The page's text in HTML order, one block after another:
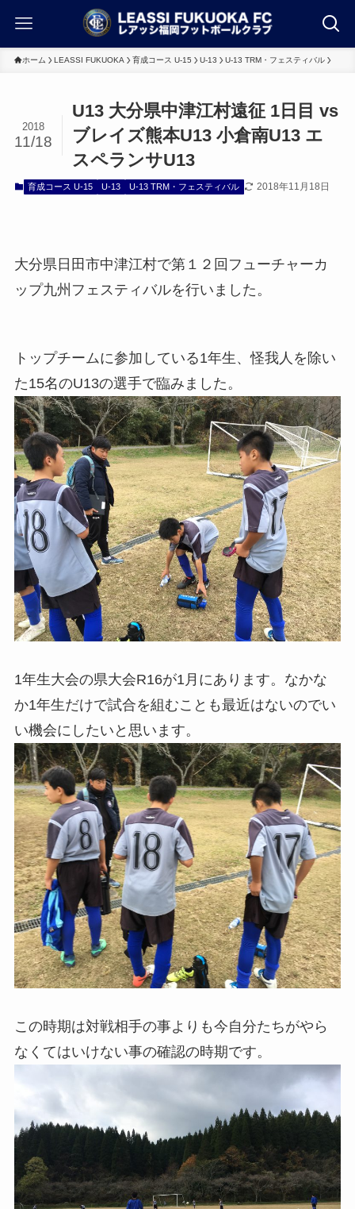
ホーム LEASSI FUKUOKA 育成コース U-15 U-13 U-13 TRM・フェスティバル
U13 大分県中津江村遠征 1日目 vs
ブレイズ熊本U13 小倉南U13 エ
スペランサU13
2018
11/18
育成コース U-15 U-13 U-13 TRM・フェスティバル 2018年11月18日
大分県日田市中津江村で第１２回フューチャーカ
ップ九州フェスティバルを行いました。
トップチームに参加している1年生、怪我人を除い
た15名のU13の選手で臨みました。
1年生大会の県大会R16が1月にあります。なかな
か1年生だけで試合を組むことも最近はないのでい
い機会にしたいと思います。
この時期は対戦相手の事よりも今自分たちがやら
なくてはいけない事の確認の時期です。